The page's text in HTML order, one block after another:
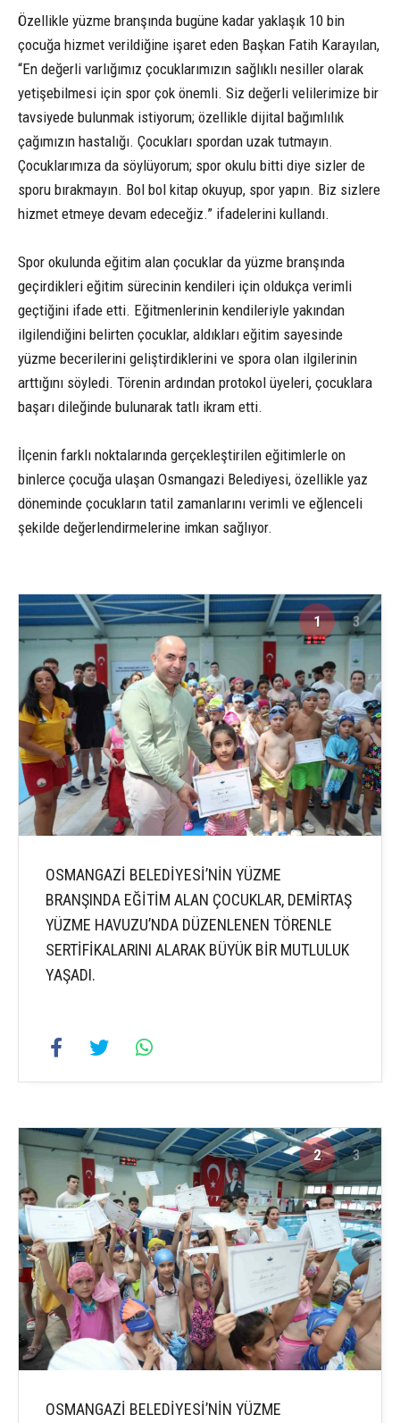
Özellikle yüzme branşında bugüne kadar yaklaşık 10 bin
çocuğa hizmet verildiğine işaret eden Başkan Fatih Karayılan,
“En değerli varlığımız çocuklarımızın sağlıklı nesiller olarak
yetişebilmesi için spor çok önemli. Siz değerli velilerimize bir
tavsiyede bulunmak istiyorum; özellikle dijital bağımlılık
çağımızın hastalığı. Çocukları spordan uzak tutmayın.
Çocuklarımıza da söylüyorum; spor okulu bitti diye sizler de
sporu bırakmayın. Bol bol kitap okuyup, spor yapın. Biz sizlere
hizmet etmeye devam edeceğiz.” ifadelerini kullandı.
Spor okulunda eğitim alan çocuklar da yüzme branşında
geçirdikleri eğitim sürecinin kendileri için oldukça verimli
geçtiğini ifade etti. Eğitmenlerinin kendileriyle yakından
ilgilendiğini belirten çocuklar, aldıkları eğitim sayesinde
yüzme becerilerini geliştirdiklerini ve spora olan ilgilerinin
arttığını söyledi. Törenin ardından protokol üyeleri, çocuklara
başarı dileğinde bulunarak tatlı ikram etti.
İlçenin farklı noktalarında gerçekleştirilen eğitimlerle on
binlerce çocuğa ulaşan Osmangazi Belediyesi, özellikle yaz
döneminde çocukların tatil zamanlarını verimli ve eğlenceli
şekilde değerlendirmelerine imkan sağlıyor.
1 3
OSMANGAZİ BELEDİYESİ’NİN YÜZME
BRANŞINDA EĞİTİM ALAN ÇOCUKLAR, DEMİRTAŞ
YÜZME HAVUZU’NDA DÜZENLENEN TÖRENLE
SERTİFİKALARINI ALARAK BÜYÜK BİR MUTLULUK
YAŞADI.
2 3
OSMANGAZİ BELEDİYESİ’NİN YÜZME